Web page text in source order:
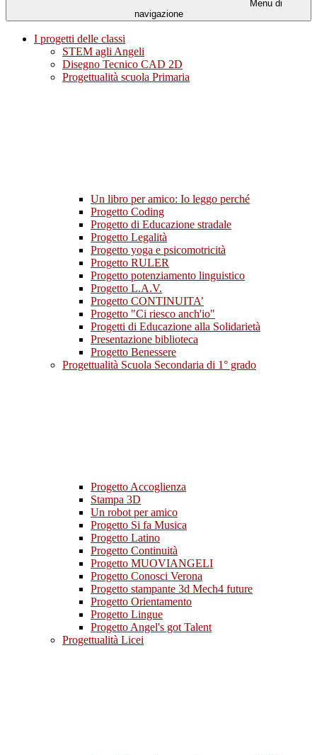
Menu di
navigazione
I progetti delle classi
STEM agli Angeli
Disegno Tecnico CAD 2D
Progettualità scuola Primaria
Un libro per amico: Io leggo perché
Progetto Coding
Progetto di Educazione stradale
Progetto Legalità
Progetto yoga e psicomotricità
Progetto RULER
Progetto potenziamento linguistico
Progetto L.A.V.
Progetto CONTINUITA’
Progetto "Ci riesco anch'io"
Progetti di Educazione alla Solidarietà
Presentazione biblioteca
Progetto Benessere
Progettualità Scuola Secondaria di 1° grado
Progetto Accoglienza
Stampa 3D
Un robot per amico
Progetto Si fa Musica
Progetto Latino
Progetto Continuità
Progetto MUOVIANGELI
Progetto Conosci Verona
Progetto stampante 3d Mech4 future
Progetto Orientamento
Progetto Lingue
Progetto Angel's got Talent
Progettualità Licei